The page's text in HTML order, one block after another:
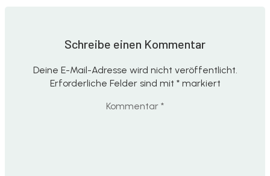
Schreibe einen Kommentar
Deine E-Mail-Adresse wird nicht veröffentlicht.
Erforderliche Felder sind mit *markiert
Kommentar *